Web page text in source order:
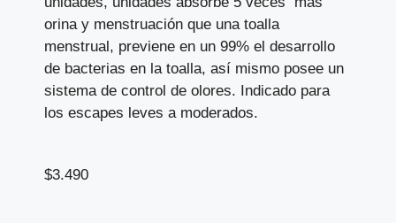
orina y menstruación que una toalla
menstrual, previene en un 99% el desarrollo
de bacterias en la toalla, así mismo posee un
sistema de control de olores. Indicado para
los escapes leves a moderados.
$3.490